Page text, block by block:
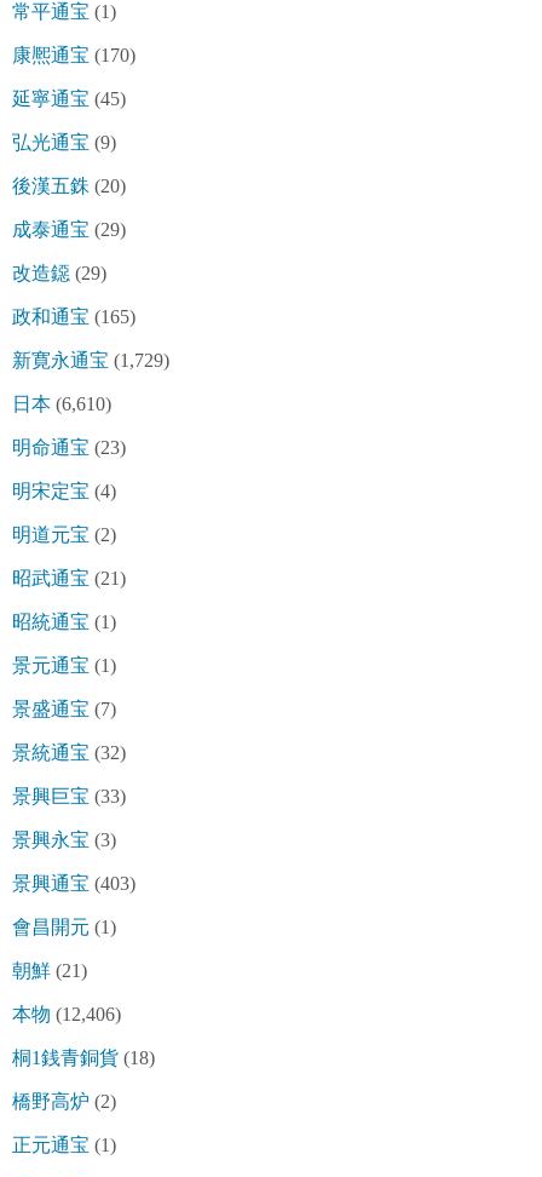
常平通宝 (1)
康熈通宝 (170)
延寧通宝 (45)
弘光通宝 (9)
後漢五銖 (20)
成泰通宝 (29)
改造鐚 (29)
政和通宝 (165)
新寛永通宝 (1,729)
日本 (6,610)
明命通宝 (23)
明宋定宝 (4)
明道元宝 (2)
昭武通宝 (21)
昭統通宝 (1)
景元通宝 (1)
景盛通宝 (7)
景統通宝 (32)
景興巨宝 (33)
景興永宝 (3)
景興通宝 (403)
會昌開元 (1)
朝鮮 (21)
本物 (12,406)
桐1銭青銅貨 (18)
橋野高炉 (2)
正元通宝 (1)